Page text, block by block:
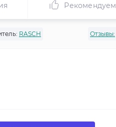
Рекомендуем
RASCH Отзывы: